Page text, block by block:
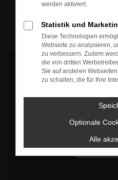
MO-DO: 07:30
FR: 07:30
Es wird versucht, Inhalte von
können Daten an Dritte
werden aktiviert.
Statistik und
Diese Technologien
Webseite zu analysieren,
zu verbessern. Zudem
die von dritten
Sie auf anderen
zu schalten, die für Ihre
Optionale
Alle